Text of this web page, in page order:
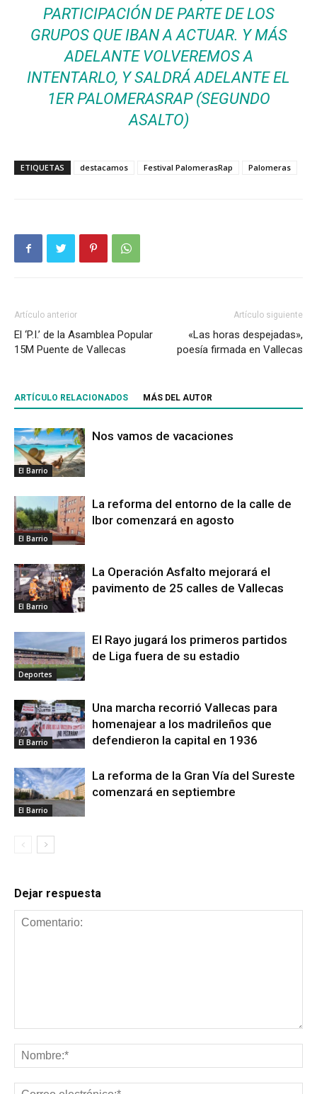
PARTICIPACIÓN DE PARTE DE LOS
GRUPOS QUE IBAN A ACTUAR. Y MÁS
ADELANTE VOLVEREMOS A
INTENTARLO, Y SALDRÁ ADELANTE EL
1ER PALOMERASRAP (SEGUNDO
ASALTO)
ETIQUETAS destacamos Festival PalomerasRap Palomeras
Artículo anterior
El ‘P.I.’ de la Asamblea Popular
15M Puente de Vallecas
Artículo siguiente
«Las horas despejadas»,
poesía firmada en Vallecas
ARTÍCULO RELACIONADOS MÁS DEL AUTOR
El Barrio
Nos vamos de vacaciones
El Barrio
La reforma del entorno de la calle de
Ibor comenzará en agosto
El Barrio
La Operación Asfalto mejorará el
pavimento de 25 calles de Vallecas
Deportes
El Rayo jugará los primeros partidos
de Liga fuera de su estadio
El Barrio
Una marcha recorrió Vallecas para
homenajear a los madrileños que
defendieron la capital en 1936
El Barrio
La reforma de la Gran Vía del Sureste
comenzará en septiembre
Dejar respuesta